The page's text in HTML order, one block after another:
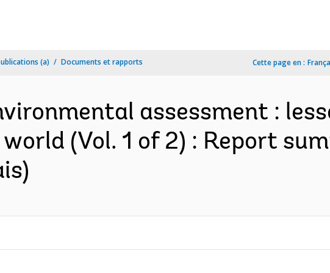
(a) Documents et rapports Cette page en :
assessment :
(Vol. 1 of 2) : Report